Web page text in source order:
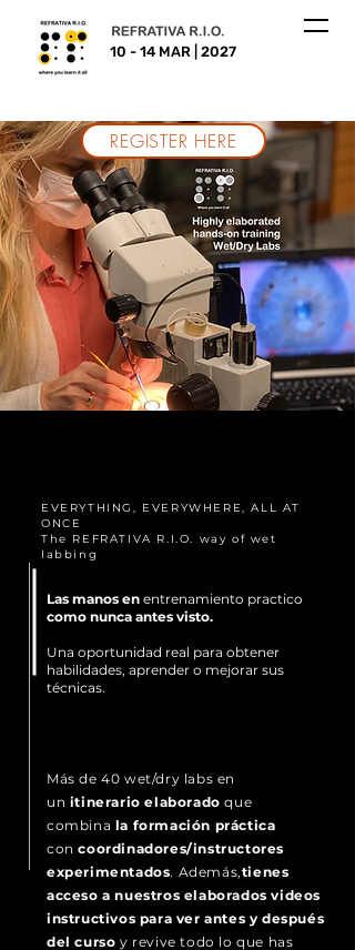
10 - 14 MAR | 2027
REGISTER HERE
EVERYTHING, EVERYWHERE, ALL AT
ONCE
The REFRATIVA R.I.O. way of wet
labbing
Las manos en entrenamiento practico
como nunca antes visto.
Una oportunidad real para obtener
habilidades, aprender o mejorar sus
técnicas.
Más de 40 wet/dry labs en
un itinerario elaborado que
combina la formación práctica
concoordinadores/instructores
experimentados. Además,tienes
acceso a nuestros elaborados videos
instructivos para ver antes y después
del curso y revive todo lo que has